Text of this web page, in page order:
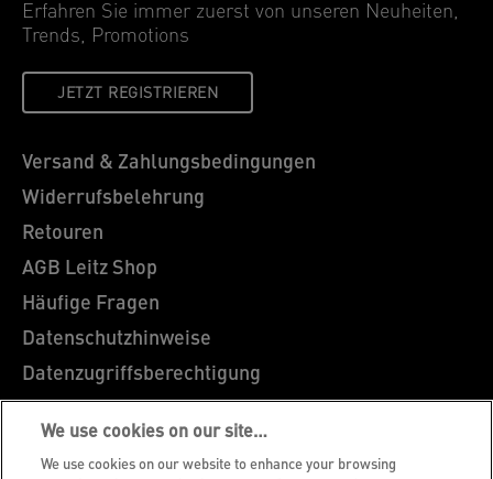
Erfahren Sie immer zuerst von unseren Neuheiten,
Trends, Promotions
JETZT REGISTRIEREN
Versand & Zahlungsbedingungen
Widerrufsbelehrung
Retouren
AGB Leitz Shop
Häufige Fragen
Datenschutzhinweise
Datenzugriffsberechtigung
We use cookies on our site…
We use cookies on our website to enhance your browsing